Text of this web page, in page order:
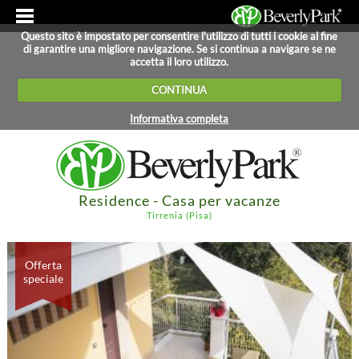
Questo sito è impostato per consentire l'utilizzo di tutti i cookie al fine
di garantire una migliore navigazione. Se si continua a navigare se ne
accetta il loro utilizzo.
CONTINUA
Informativa completa
Residence - Casa per vacanze
Tirrenia (Pisa)
Offerta
speciale
Offerta
speciale